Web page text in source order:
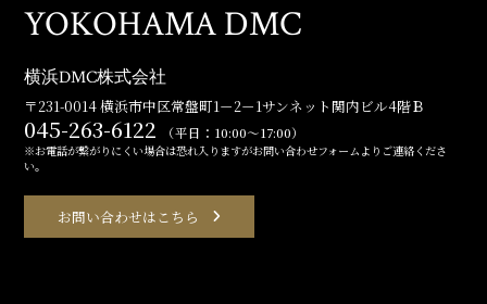
YOKOHAMA DMC
横浜DMC株式会社
〒231-0014 横浜市中区常盤町1－2－1サンネット関内ビル4階Ｂ
045-263-6122 （平日：10:00～17:00）
※お電話が繋がりにくい場合は恐れ入りますがお問い合わせフォームよりご連絡くださ
い。
お問い合わせはこちら